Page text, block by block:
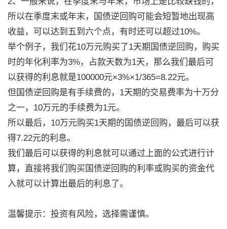
所以在季度末或年末，国债逆回购可能会短暂地出现高
收益，可以达到五到六个点，有时还可以超过10%。
举个例子，我们花10万元购买了1天期国债逆回购，购买
时的年化利率为3%，占款天数为1天，那么我们最后可
以获得的利息就是100000元×3%×1/365=8.22元。
但国债逆回购是有手续费的，1天期的交易费率为十万分
之一，10万元的手续费为1元。
所以最后，10万元购买1天期的国债逆回购，最后可以获
得7.22元的利息。
我们最后可以获得的利息就可以通过上面的公式进行计
算，直接将我们购买国债逆回购的利率或购买的资金代
入就可以计算出最后的利息了。
温馨提示：投资有风险，选择需谨慎。